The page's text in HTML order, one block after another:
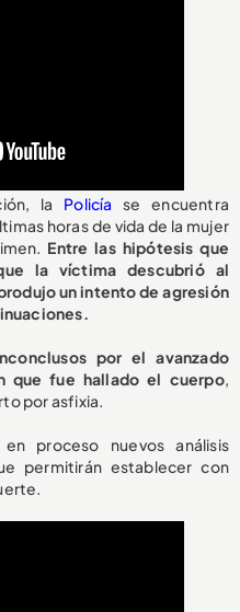
la Policía se encuentra
horas de vida de la mujer
Entre las hipótesis que
la víctima descubrió al
un intento de agresión
por el avanzado
que fue hallado el cuerpo,
por asfixia.
proceso nuevos análisis
permitirán establecer con